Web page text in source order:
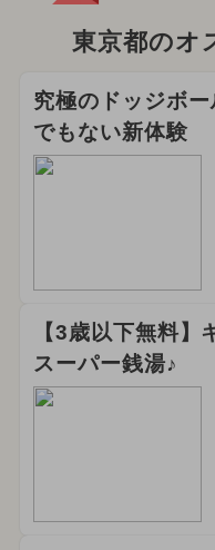
東京都のオ
究極のドッジボ
でもない新体験
【3歳以下無料】
スーパー銭湯♪